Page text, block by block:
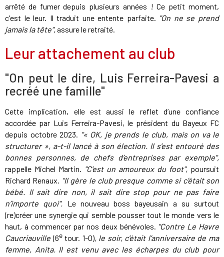
arrêté de fumer depuis plusieurs années ! Ce petit moment,
c'est le leur. Il traduit une entente parfaite. "On ne se prend
jamais la tête",assure le retraité.
Leur attachement au club
"On peut le dire, Luis Ferreira-Pavesi a
recréé une famille"
Cette implication, elle est aussi le reflet d’une confiance
accordée par Luis Ferreira-Pavesi, le président du Bayeux FC
depuis octobre 2023. "« OK, je prends le club, mais on va le
structurer », a-t-il lancé à son élection. Il s’est entouré des
bonnes personnes, de chefs d’entreprises par exemple",
rappelle Michel Martin. "C’est un amoureux du foot", poursuit
Richard Renaux. "Il gère le club presque comme si c’était son
bébé. Il sait dire non, il sait dire stop pour ne pas faire
n’importe quoi". Le nouveau boss bayeusain a su surtout
(re)créer une synergie qui semble pousser tout le monde vers le
haut, à commencer par nos deux bénévoles. "Contre Le Havre
Caucriauville(6etour. 1-0), le soir, c’était l’anniversaire de ma
femme, Anita. Il est venu avec les écharpes du club pour